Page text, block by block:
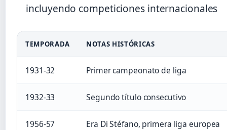
incluyendo competiciones internacionales
TEMPORADA NOTAS HISTÓRICAS
1931-32 Primer campeonato de liga
1932-33 Segundo título consecutivo
1956-57 Era Di Stéfano, primera liga europea